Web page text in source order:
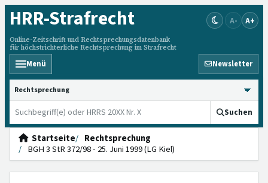
HRR-Strafrecht
Online-Zeitschrift und Rechtsprechungsdatenbank
für höchstrichterliche Rechtsprechung im Strafrecht
A- A+
Menü Newsletter
HRRS durchsuchen
Suchen
Startseite
Rechtsprechung
BGH 3 StR 372/98 - 25. Juni 1999 (LG Kiel)